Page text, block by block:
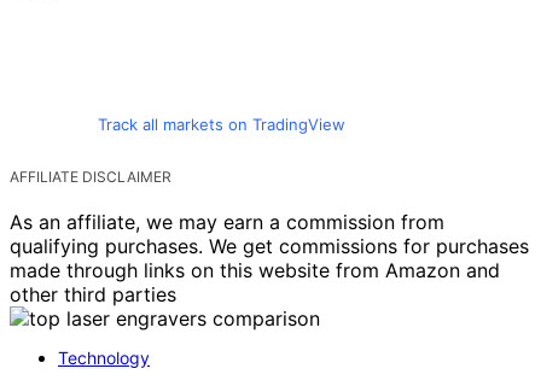
Track all markets on TradingView
AFFILIATE DISCLAIMER
As an affiliate, we may earn a commission from
qualifying purchases. We get commissions for purchases
made through links on this website from Amazon and
other third parties
Technology